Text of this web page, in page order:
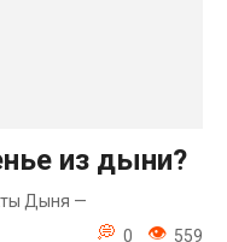
из дыни?
Дыня —
0 559